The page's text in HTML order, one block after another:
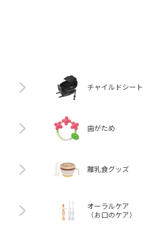
チャイルドシート
歯がため
離乳食グッズ
オーラルケア
（お口のケア）